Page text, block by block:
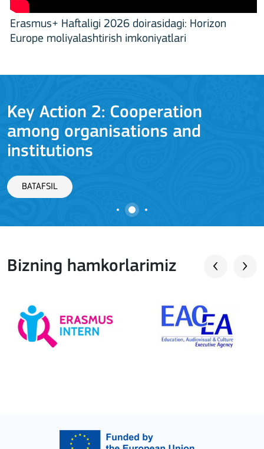
Erasmus+ Haftaligi 2026 doirasidagi: Horizon
Europe moliyalashtirish imkoniyatlari
Key Action 2: Cooperation
among organisations and
institutions
BATAFSIL
Bizning hamkorlarimiz